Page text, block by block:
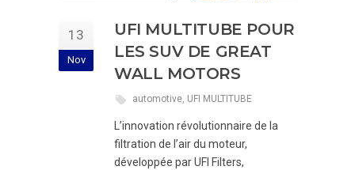
13
Nov
UFI MULTITUBE POUR
LES SUV DE GREAT
WALL MOTORS
automotive UFI MULTITUBE
L’innovation révolutionnaire de la
filtration de l’air du moteur,
développée par UFI Filters,